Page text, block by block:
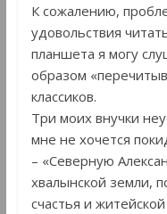
К сожалению,
удовольствия
планшета я могу
образом
классиков.
Три моих внучки
мне не хочется
– «Северную
хвалынской земли,
счастья и